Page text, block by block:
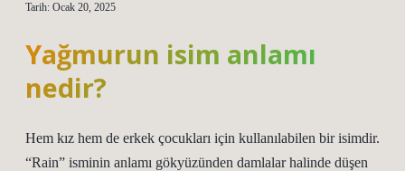
Tarih: Ocak 20, 2025
Yağmurun isim anlamı
nedir?
Hem kız hem de erkek çocukları için kullanılabilen bir isimdir.
“Rain” isminin anlamı gökyüzünden damlalar halinde düşen